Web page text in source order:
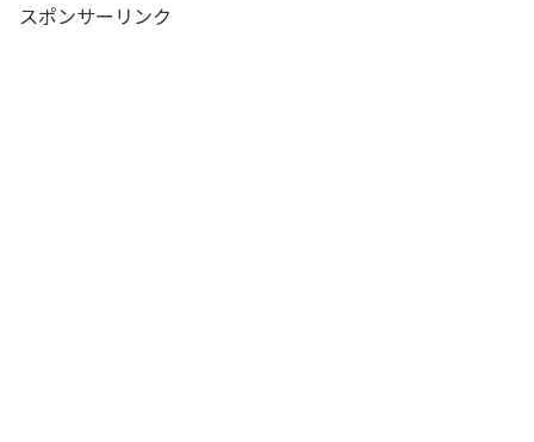
スポンサーリンク